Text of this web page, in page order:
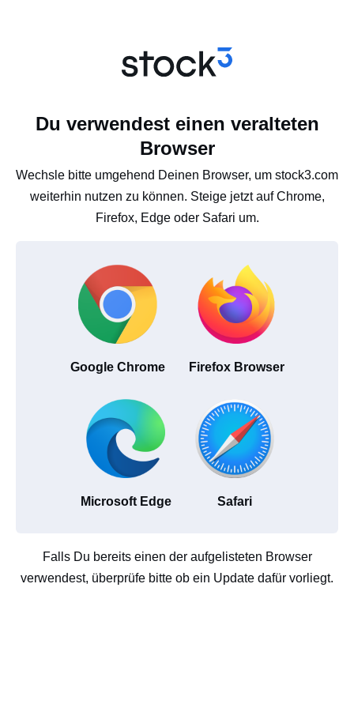
Du verwendest einen veralteten
Browser
Wechsle bitte umgehend Deinen Browser, um stock3.com
weiterhin nutzen zu können. Steige jetzt auf Chrome,
Firefox, Edge oder Safari um.
Google Chrome Firefox Browser
Microsoft Edge Safari
Falls Du bereits einen der aufgelisteten Browser
verwendest, überprüfe bitte ob ein Update dafür vorliegt.